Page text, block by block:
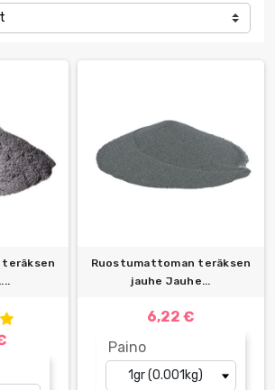
Ruostumattoman teräksen
jauhe Jauhe...
6,22 €
Paino